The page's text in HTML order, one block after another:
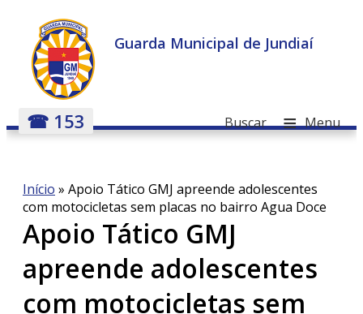
Guarda Municipal de Jundiaí
☎ 153 ≡ Menu
Buscar
Início » Apoio Tático GMJ apreende adolescentes
com motocicletas sem placas no bairro Agua Doce
Apoio Tático GMJ
apreende adolescentes
com motocicletas sem